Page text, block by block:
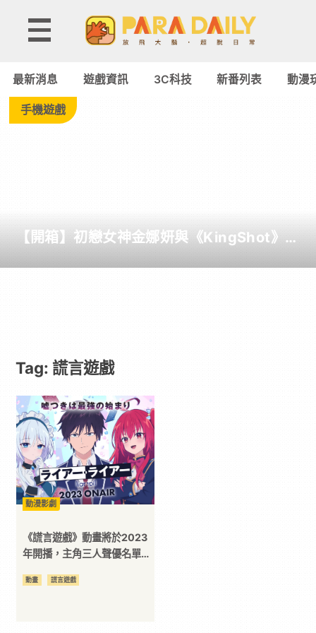
Tag:
言
-
Paradaily
戲
｜
動
漫
二
次
最新消息 遊戲資訊 3C科技 新番列表 動漫
手機遊戲
【開箱】初戀女神金娜妍與《KingShot》再
Tag: 謊言遊戲
動漫影劇
《謊言遊戲》動畫將於2023
年開播，主角三人聲優名單公
動畫 謊言遊戲